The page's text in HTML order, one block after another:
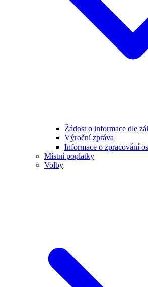
Žádost o informace dle
Výroční zpráva
Informace o zpracování
Místní poplatky
Volby